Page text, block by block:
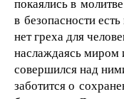
в безопасности
нет греха для
наслаждаясь миром
совершился над
заботится о